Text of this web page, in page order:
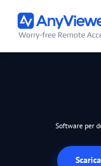
Software per